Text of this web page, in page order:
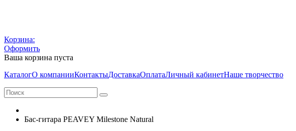
Корзина:
Оформить
Ваша корзина пуста
КаталогО компанииКонтактыДоставкаОплатаЛичный кабинетНаше творчество
Бас-гитара PEAVEY Milestone Natural